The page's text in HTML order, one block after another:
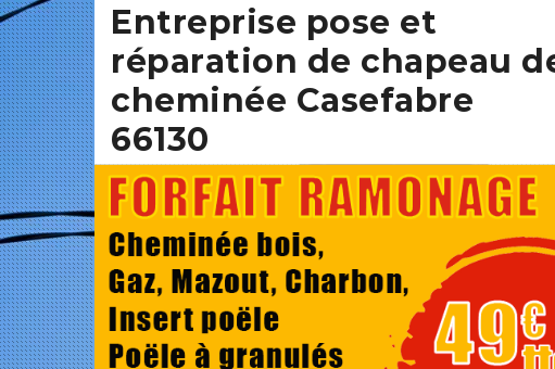
Entreprise pose et
réparation de chapeau
cheminée Casefabre
66130